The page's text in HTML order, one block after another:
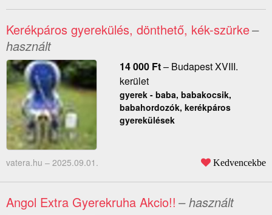
Kerékpáros gyerekülés, dönthető, kék-szürke–
használt
14 000 Ft– Budapest XVIII.
kerület
gyerek - baba, babakocsik,
babahordozók, kerékpáros
gyerekülések
vatera.hu – 2025.09.01. Kedvencekbe
Angol Extra Gyerekruha Akcio!! – használt